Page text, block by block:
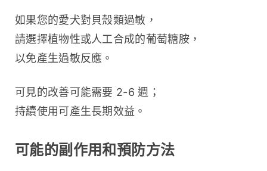
如果您的愛犬對貝殼類過敏，
請選擇植物性或人工合成的葡萄糖胺，
以免產生過敏反應。
可見的改善可能需要 2-6 週；
持續使用可產生長期效益。
可能的副作用和預防方法